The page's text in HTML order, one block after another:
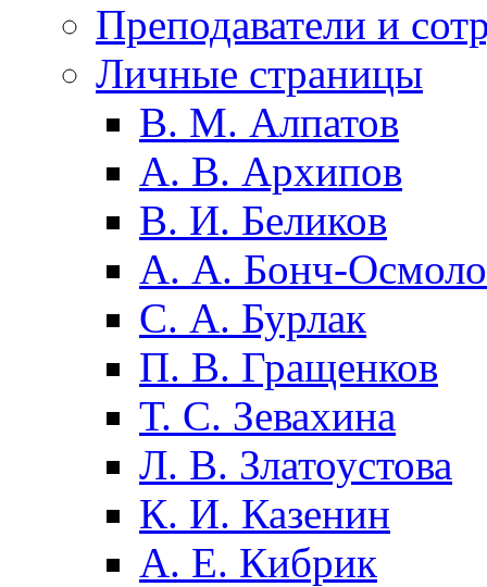
Преподаватели и
Личные страницы
В. М. Алпатов
А. В. Архипов
В. И. Беликов
А. А. Бонч-
С. А. Бурлак
П. В. Гращенков
Т. С. Зевахина
Л. В. Златоустова
К. И. Казенин
А. Е. Кибрик